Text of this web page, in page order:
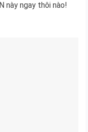
này ngay thôi nào!